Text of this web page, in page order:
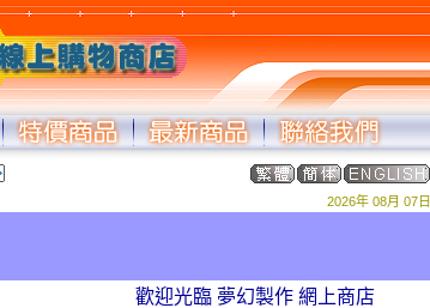
2026年 08月 07日
歡迎光臨 夢幻製作 網上商店